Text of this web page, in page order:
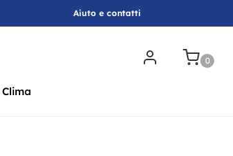
Aiuto e contatti
0